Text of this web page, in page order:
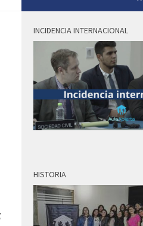
INCIDENCIA INTERNACIONAL
HISTORIA